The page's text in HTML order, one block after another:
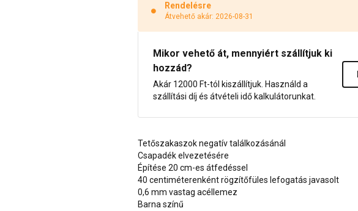
Rendelésre
Átvehető akár: 2026-08-31
Mikor vehető át, mennyiért szállítjuk ki
hozzád?
Akár 12000 Ft-tól kiszállítjuk. Használd a
szállítási díj és átvételi idő kalkulátorunkat.
Tetőszakaszok negatív találkozásánál
Csapadék elvezetésére
Építése 20 cm-es átfedéssel
40 centiméterenként rögzítőfüles lefogatás javasolt
0,6 mm vastag acéllemez
Barna színű